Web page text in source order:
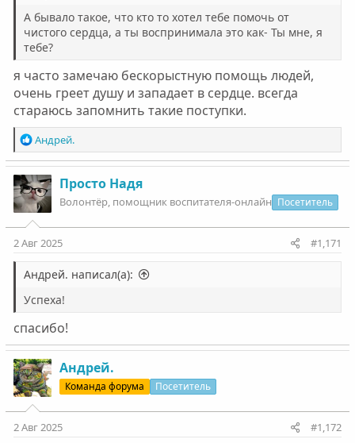
А бывало такое, что кто то хотел тебе помочь от
чистого сердца, а ты воспринимала это как- Ты мне, я
тебе?
я часто замечаю бескорыстную помощь людей,
очень греет душу и западает в сердце. всегда
стараюсь запомнить такие поступки.
Р
е
а
к
ц
и
и
:
Андрей.
Просто Надя
Волонтëр, помощник воспитателя-онлайн Посетитель
2 Авг 2025 #1,171
Андрей. написал(а):
Успеха!
спасибо!
Андрей.
Команда форума Посетитель
2 Авг 2025 #1,172